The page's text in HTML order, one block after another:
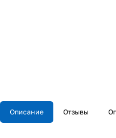
Описание Отзывы